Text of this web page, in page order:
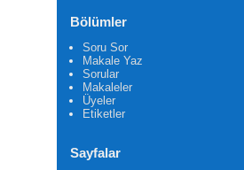
Bölümler
Soru Sor
Makale Yaz
Sorular
Makaleler
Üyeler
Etiketler
Sayfalar